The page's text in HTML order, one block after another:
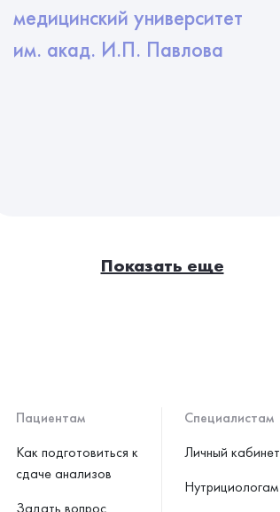
медицинский университет
им. акад. И.П. Павлова
Показать еще
Пациентам
Как подготовиться к
сдаче анализов
Задать вопрос
Специалистам
Личный кабинет
Нутрициологам